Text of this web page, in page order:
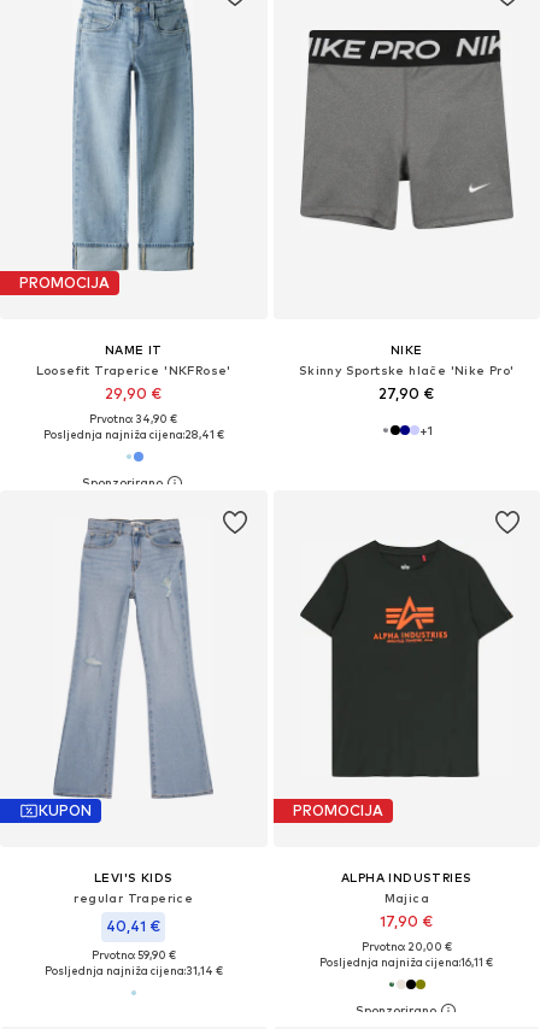
PROMOCIJA
NAME IT
Loosefit Traperice 'NKFRose'
29,90 €
Prvotno: 34,90 €
Posljednja najniža cijena:28,41 €
NIKE
Skinny Sportske hlače 'Nike Pro'
27,90 €
+1
KUPON
LEVI'S KIDS
regular Traperice
40,41 €
Prvotno: 59,90 €
Posljednja najniža cijena:31,14 €
PROMOCIJA
ALPHA INDUSTRIES
Majica
17,90 €
Prvotno: 20,00 €
Posljednja najniža cijena:16,11 €